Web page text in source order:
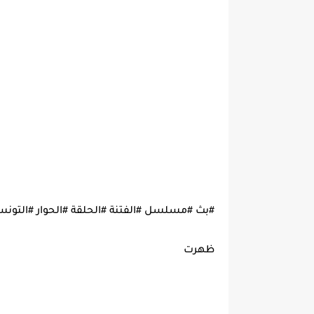
#بث #مسلسل #الفتنة #الحلقة #الحوار
ظهرت